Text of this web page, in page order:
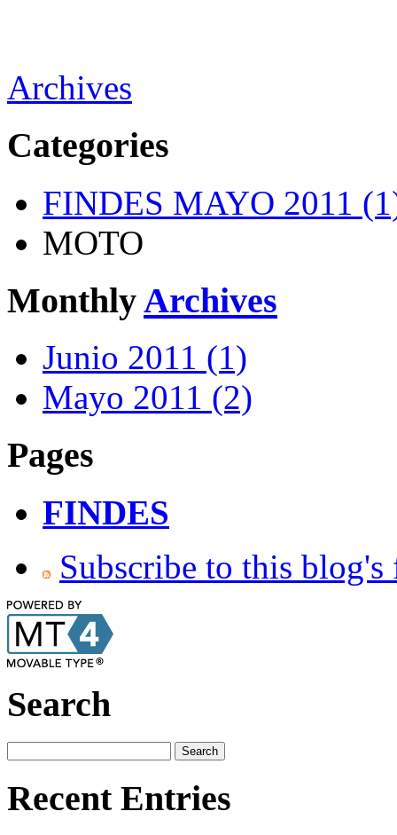
Archives
Categories
FINDES MAYO 2011
MOTO
MonthlyArchives
Junio 2011 (1)
Mayo 2011 (2)
Pages
FINDES
Subscribe to this blog's
Search
Recent Entries